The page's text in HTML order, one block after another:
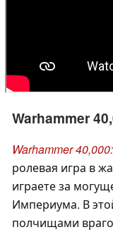
Warhammer
Warhammer
ролевая игра в
играете за
Империума. В
полчищами